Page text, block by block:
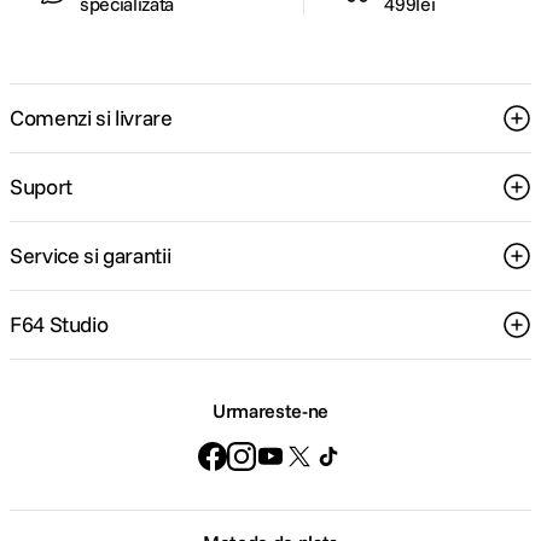
Comenzi si livrare
Suport
Service si garantii
F64 Studio
Urmareste-ne